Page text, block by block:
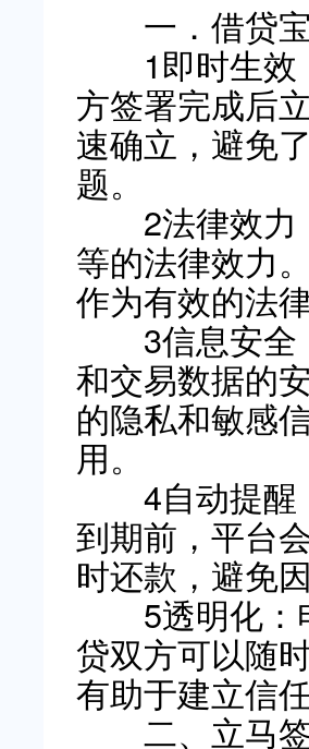
一．借贷宝
1即时生效
方签署完成后
速确立，避免
题。
2法律效力
等的法律效力
作为有效的法
3信息安全
和交易数据的
的隐私和敏感
用。
4自动提醒
到期前，平台
时还款，避免
5透明化：
贷双方可以随
有助于建立信
二、立马